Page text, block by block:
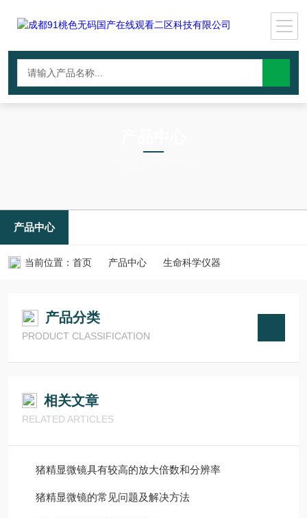
产品中心
当前位置： 首页 产品中心 生命科学仪器
产品分类
PRODUCT CLASSIFICATION
相关文章
RELATED ARTICLES
猪精显微镜具有较高的放大倍数和分辨率
猪精显微镜的常见问题及解决方法